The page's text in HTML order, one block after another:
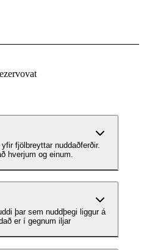
fjölbreyttar nuddaðferðir.
hverjum og einum.
þar sem nuddþegi liggur á
er í gegnum iljar